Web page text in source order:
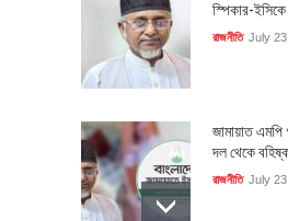
স্পিকার-ইসিকে
রাজনীতি July
জামায়াত
দল থেকে
রাজনীতি July